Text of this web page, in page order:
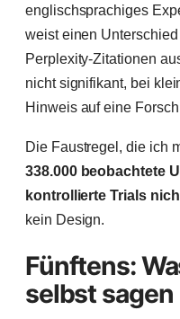
englischsprachiges
weist einen
Perplexity-Zitationen
nicht signifikant, bei
Hinweis auf eine
Die Faustregel, die ich
338.000 beobachtete
kontrollierte Trials
kein Design.
Fünftens:
selbst sagen